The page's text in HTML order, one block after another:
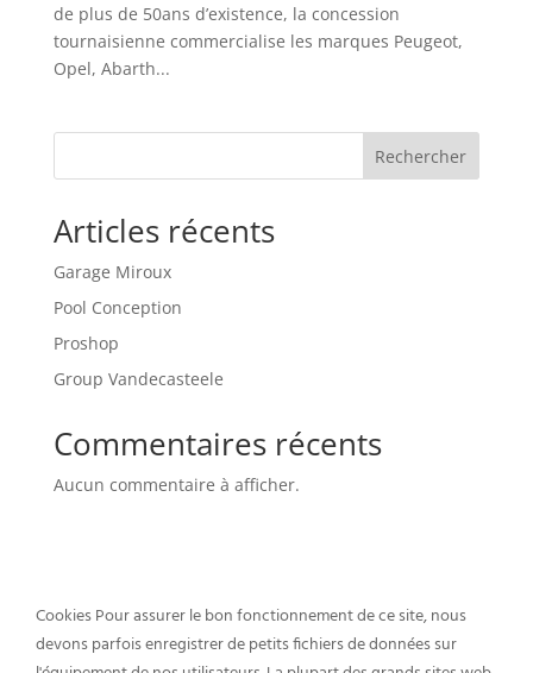
de plus de 50ans d’existence, la concession
tournaisienne commercialise les marques Peugeot,
Opel, Abarth...
Rechercher
Articles récents
Garage Miroux
Pool Conception
Proshop
Group Vandecasteele
Commentaires récents
Aucun commentaire à afficher.
Un événement créé par
Cookies Pour assurer le bon fonctionnement de ce site, nous
devons parfois enregistrer de petits fichiers de données sur